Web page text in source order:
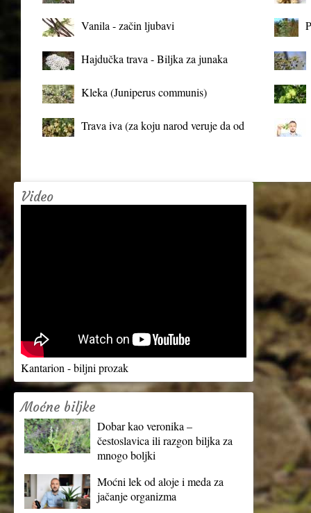
Vanila - začin ljubavi
Hajdučka trava - Biljka za junaka
Kleka (Juniperus communis)
Trava iva (za koju narod veruje da od
Video
Kantarion - biljni prozak
Moćne biljke
Dobar kao veronika –
čestoslavica ili razgon biljka za
mnogo boljki
Moćni lek od aloje i meda za
jačanje organizma